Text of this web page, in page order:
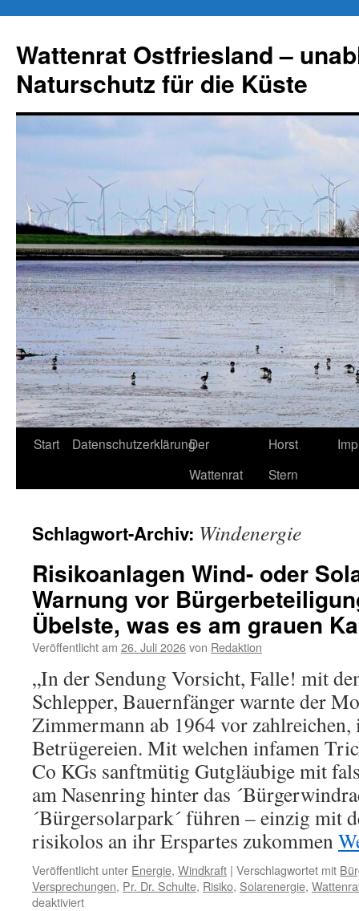
springen
Wattenrat Ostfriesland –
Naturschutz für die Küste
Start DatenschutzerklärungDer
Wattenrat
Horst
Stern
Schlagwort-Archiv: Windenergie
Risikoanlagen Wind- oder
Warnung vor
Übelste, was es am grauen
Veröffentlicht am 26. Juli 2026von Redaktion
„In der Sendung Vorsicht, Falle! mit
Schlepper, Bauernfänger warnte der
Zimmermann ab 1964 vor zahlreichen,
Betrügereien. Mit welchen infamen
Co KGs sanftmütig Gutgläubige mit
am Nasenring hinter das
´Bürgersolarpark´ führen – einzig mit
risikolos an ihr Erspartes zukommen
Veröffentlicht unter Energie, Windkraft | Verschlagwortet mit
Versprechungen, Pr. Dr. Schulte, Risiko, Solarenergie,
deaktiviertfür